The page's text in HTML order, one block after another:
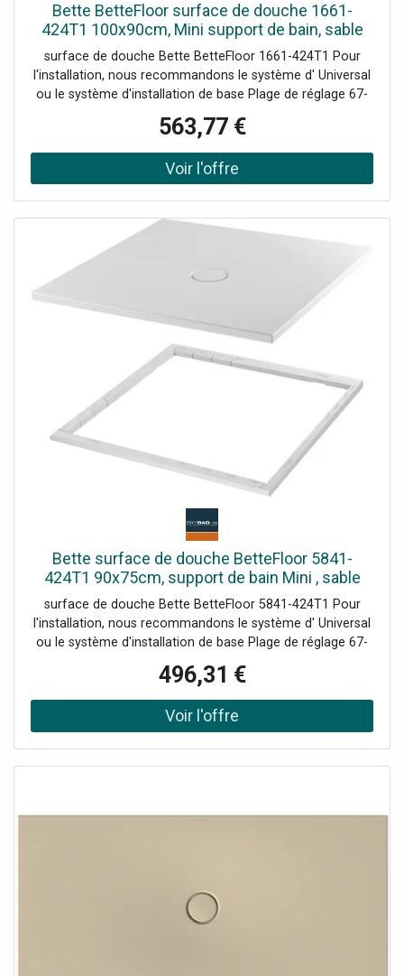
Bette BetteFloor surface de douche 1661-
424T1 100x90cm, Mini support de bain, sable
surface de douche Bette BetteFloor 1661-424T1 Pour
l'installation, nous recommandons le système d' Universal
ou le système d'installation de base Plage de réglage 67-
réglage 80-200 mm avec tapis anti-drones insonorisants
563,77 €
Bette surface de douche BetteFloor 5841-
424T1 90x75cm, support de bain Mini , sable
surface de douche Bette BetteFloor 5841-424T1 Pour
l'installation, nous recommandons le système d' Universal
ou le système d'installation de base Plage de réglage 67-
réglage 80-200 mm avec tapis anti-drones insonorisants
496,31 €